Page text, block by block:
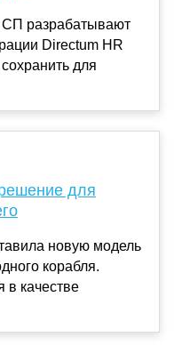
разрабатывают
Directum HR
для
для
новую модель
корабля.
в качестве